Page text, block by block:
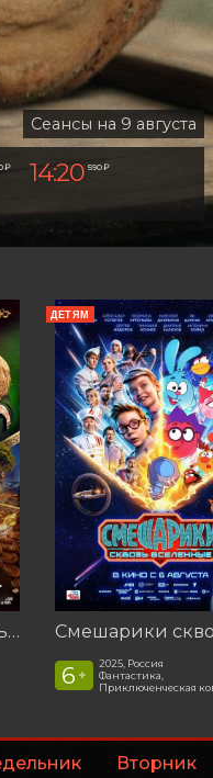
Сеансы на 9 августа
₽ 14:20 590 ₽
Последний богатырь. Колобок
ДЕТЯМ
6 +
2025, Россия
Фантастика,
Приключенческая
Вторник